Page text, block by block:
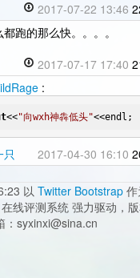
2017-07-22 13:46
跑的那么快。。。。
2017-07-17 17:40
:
<<"向wxh神犇低头"<<endl;
2017-04-30 16:10
以 Twitter Bootstrap
线评测系统 强力驱动，
：syxinxi@sina.cn